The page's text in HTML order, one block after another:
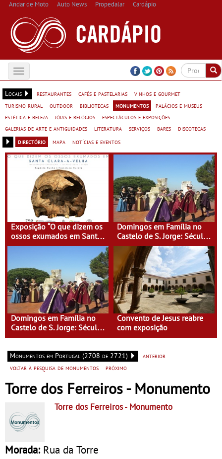
Andar de Moto Auto News Propedalar Cardápio
Toggle
navigation
Locais
restaurantes cafés e pastelarias
vinhos e gourmet
turismo rural
outdoor bibliotecas monumentos
palácios e museus
estética e beleza
jóias e relógios
espectáculos e exposições
galerias de arte e antiguidades
literatura serviços bares
discotecas
directório
mapa notícias e eventos
Exposição “O que dizem os
ossos exumados em Santa
Clara-a-Velha”
Domingos em Família no
Castelo de S. Jorge: Século
XVI - Tempo de Mulheres -
Mulheres do Seu tempo
Domingos em Família no
Castelo de S. Jorge: Século
XVI - Tempo de Mulheres -
Convento de Jesus reabre
com exposição
Monumentos em Portugal (2708 de 2721)
anterior
voltar à pesquisa de monumentos
próximo
Torre dos Ferreiros - Monumento
Torre dos Ferreiros- Monumento
Morada: Rua da Torre